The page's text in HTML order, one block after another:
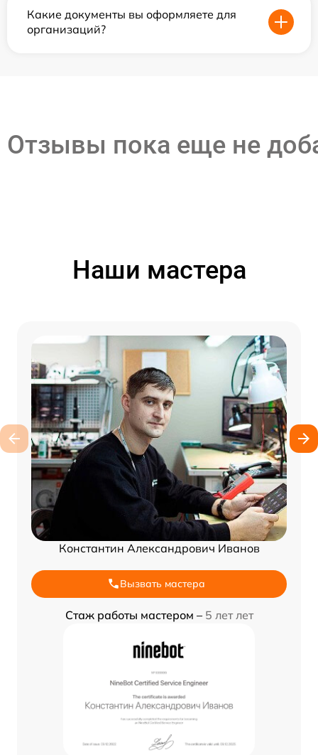
Какие документы вы оформляете для
организаций?
Отзывы пока еще не
Наши мастера
Константин Александрович Иванов
Вызвать мастера
Стаж работы мастером – 5 лет лет